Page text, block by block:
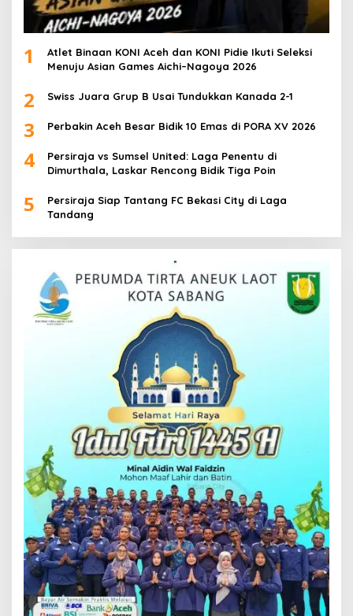
1
Atlet Binaan KONI Aceh dan KONI Pidie Ikuti Seleksi
Menuju Asian Games Aichi–Nagoya 2026
2 Swiss Juara Grup B Usai Tundukkan Kanada 2-1
3 Perbakin Aceh Besar Bidik 10 Emas di PORA XV 2026
4
Persiraja vs Sumsel United: Laga Penentu di
Dimurthala, Laskar Rencong Bidik Tiga Poin
5
Persiraja Siap Tantang FC Bekasi City di Laga
Tandang